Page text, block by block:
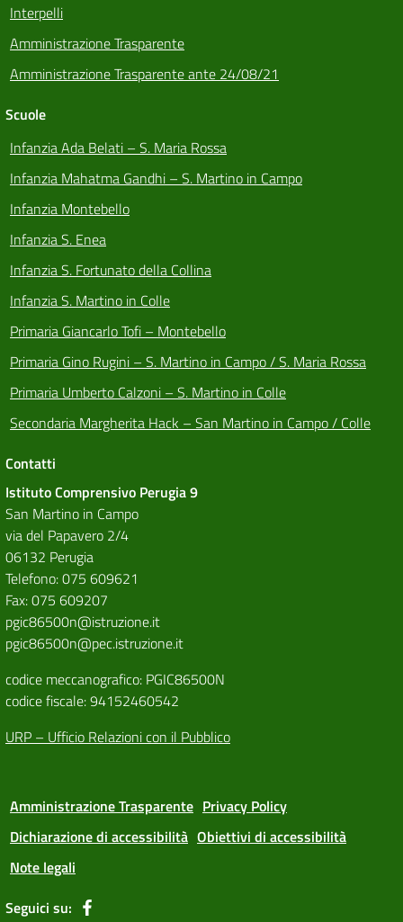
Interpelli
Amministrazione Trasparente
Amministrazione Trasparente ante 24/08/21
Scuole
Infanzia Ada Belati – S. Maria Rossa
Infanzia Mahatma Gandhi – S. Martino in Campo
Infanzia Montebello
Infanzia S. Enea
Infanzia S. Fortunato della Collina
Infanzia S. Martino in Colle
Primaria Giancarlo Tofi – Montebello
Primaria Gino Rugini – S. Martino in Campo / S. Maria Rossa
Primaria Umberto Calzoni – S. Martino in Colle
Secondaria Margherita Hack – San Martino in Campo / Colle
Contatti
Istituto Comprensivo Perugia 9
San Martino in Campo
via del Papavero 2/4
06132 Perugia
Telefono: 075 609621
Fax: 075 609207
pgic86500n@istruzione.it
pgic86500n@pec.istruzione.it
codice meccanografico: PGIC86500N
codice fiscale: 94152460542
URP – Ufficio Relazioni con il Pubblico
Amministrazione Trasparente Privacy Policy
Dichiarazione di accessibilità Obiettivi di accessibilità
Note legali
Seguici su: